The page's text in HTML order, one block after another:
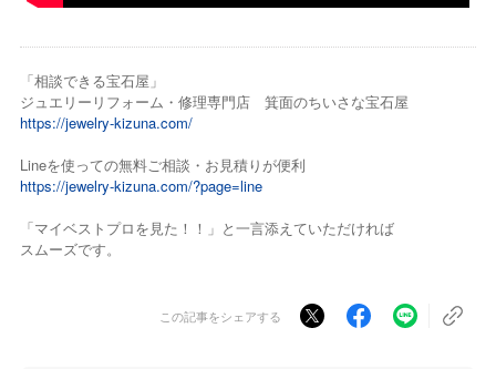
「相談できる宝石屋」
ジュエリーリフォーム・修理専門店 箕面のちいさな宝石屋
https://jewelry-kizuna.com/
Lineを使っての無料ご相談・お見積りが便利
https://jewelry-kizuna.com/?page=line
「マイベストプロを見た！！」と一言添えていただければ
スムーズです。
この記事をシェアする